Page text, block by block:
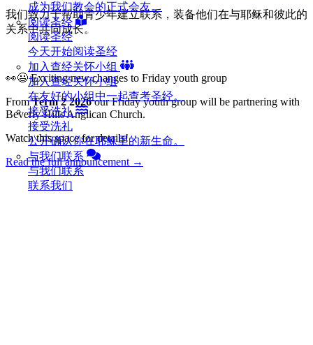
成为我们教会的正式会友。
阅读圣经
阅读圣经
今天开始阅读圣经
加入查经关怀小组
加入查经关怀小组
在友好的小组中一起查考圣经。
接受洗礼
接受洗礼
公开确认你在耶稣里的新生命。
与我们联系
与我们联系
联系我们
我们致力于帮助青少年建立联系，装备他们在与耶稣和彼此的
关系中共同成长。
👀😃 Exciting new changes to Friday youth group
FromTerm 2 2026our Friday youth group will be partnering with
Beverly Hills Anglican Church.
Watch this space for details!
Read the full announcement →